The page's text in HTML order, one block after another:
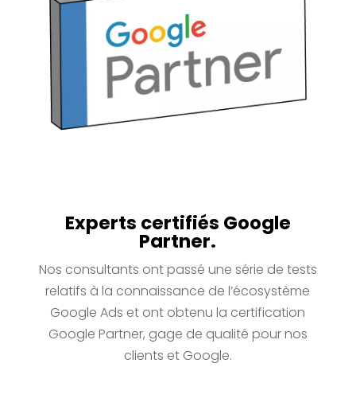
Experts certifiés Google
Partner.
Nos consultants ont passé une série de tests
relatifs à la connaissance de l’écosystème
Google Ads et ont obtenu la certification
Google Partner, gage de qualité pour nos
clients et Google.